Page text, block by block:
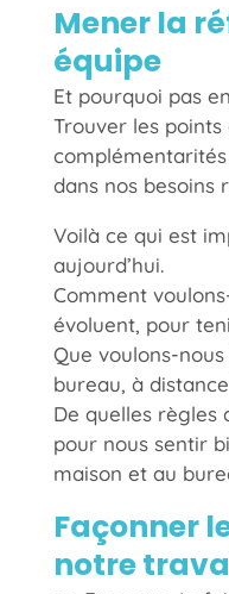
Mener la
équipe
Et pourquoi pas
Trouver les points
dans nos besoins
Voilà ce qui est
aujourd’hui.
Comment
évoluent, pour
Que voulons-
bureau, à
De quelles règles
pour nous sentir
maison et au
Façonner
notre